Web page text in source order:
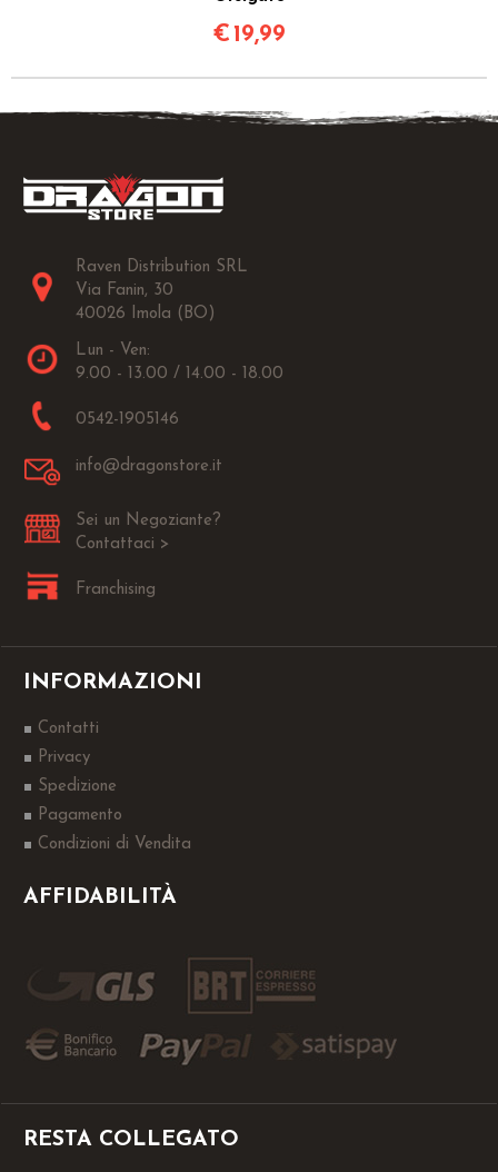
€ 19,99
Raven Distribution SRL
Via Fanin, 30
40026 Imola (BO)
Lun - Ven:
9.00 - 13.00 / 14.00 - 18.00
0542-1905146
info@dragonstore.it
Sei un Negoziante?
Contattaci >
Franchising
INFORMAZIONI
Contatti
Privacy
Spedizione
Pagamento
Condizioni di Vendita
AFFIDABILITÀ
RESTA COLLEGATO